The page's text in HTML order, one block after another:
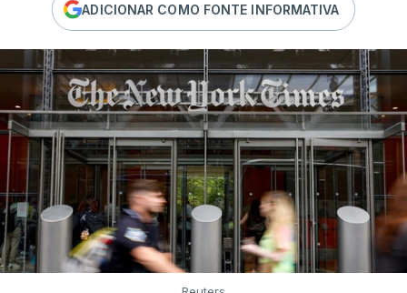
ADICIONAR COMO FONTE INFORMATIVA